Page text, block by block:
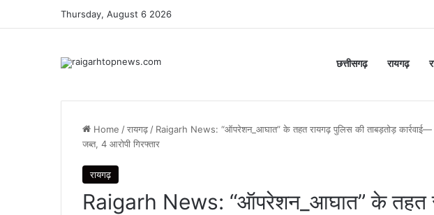
Thursday, August 6 2026
छत्तीसगढ़ रायगढ़
Home /रायगढ़ / Raigarh News: “ऑपरेशन_आघात” के तहत रायगढ़ पुलिस की ताबड़तोड़
जब्त, 4 आरोपी गिरफ्तार
रायगढ़
Raigarh News: “ऑपरेशन_आघात” के तहत